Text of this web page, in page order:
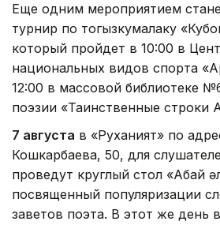
Еще одним мероприятием
турнир по тогызкумалаку
который пройдет в 10:00 в
национальных видов спорта
12:00 в массовой библиотеке
поэзии «Таинственные строки
7 августа в «Руханият» по
Кошкарбаева, 50, для
проведут круглый стол «Абай
посвященный популяризации
заветов поэта. В этот же день